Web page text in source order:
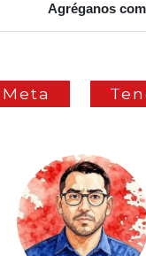
Agréganos
Meta